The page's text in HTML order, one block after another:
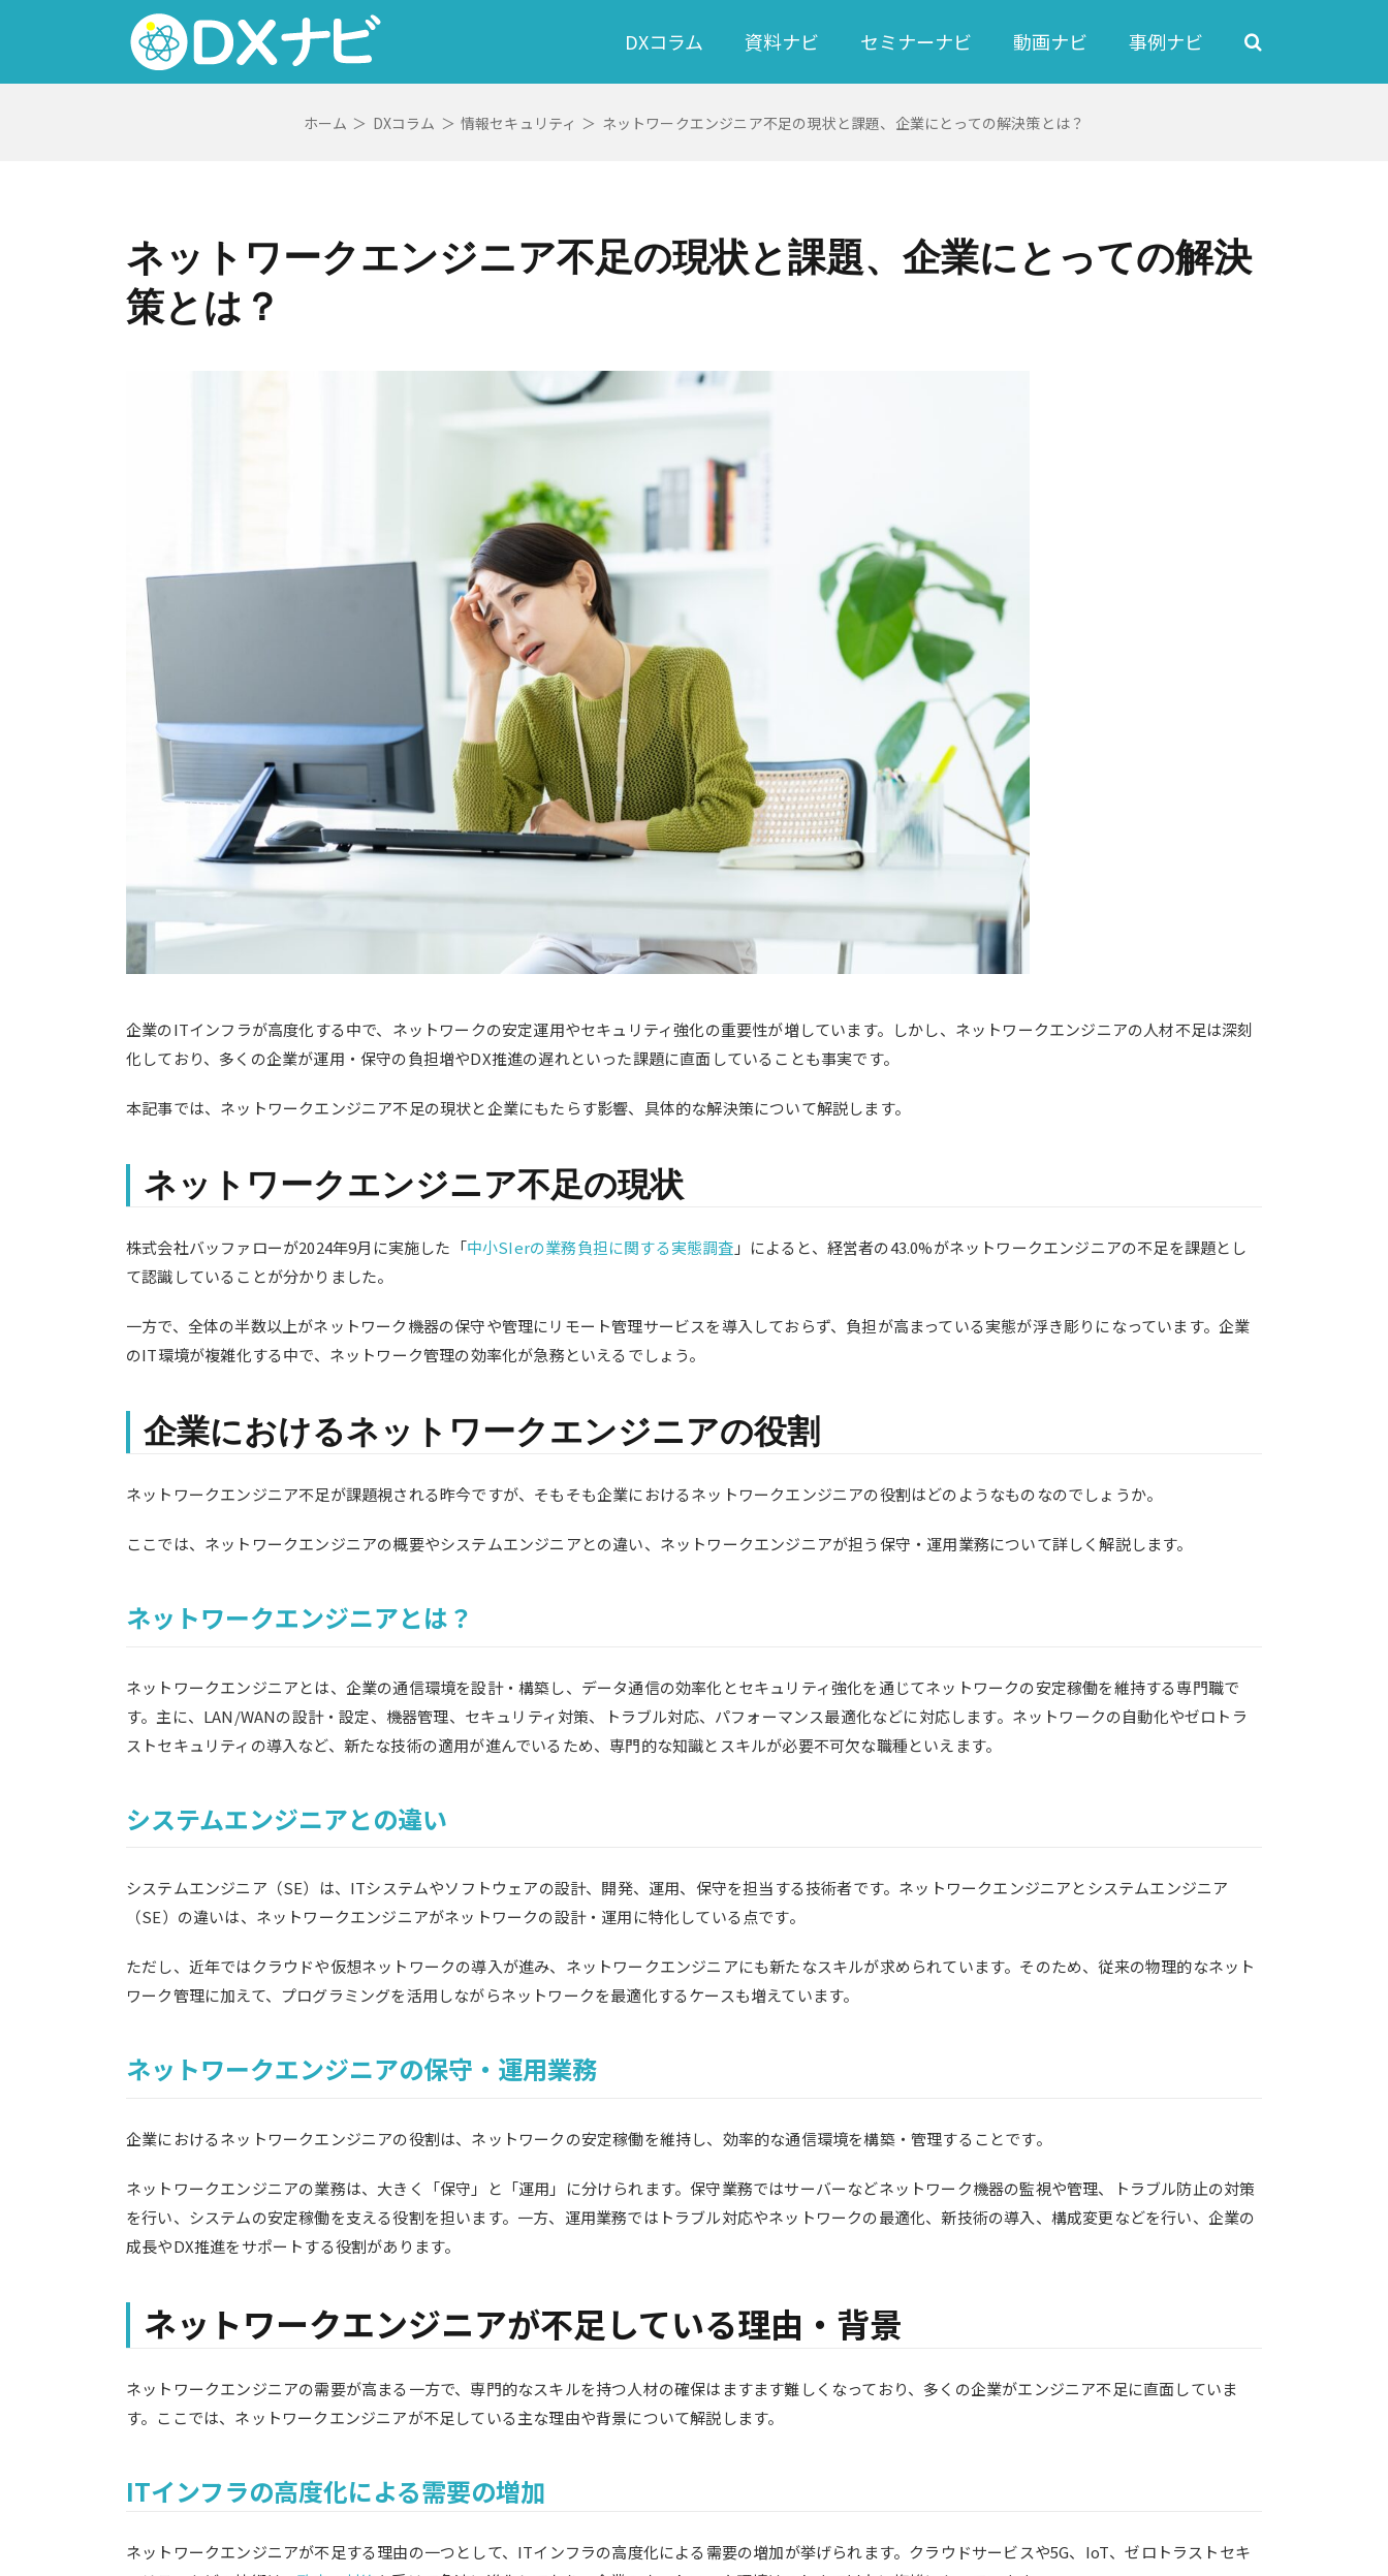
DXコラム 資料ナビ セミナーナビ 動画ナビ 事例ナビ
ホーム ＞ DXコラム ＞ 情報セキュリティ ＞ ネットワークエンジニア不足の現状と課題、企業にとっての解決策とは？
ネットワークエンジニア不足の現状と課題、企業にとっての解決
策とは？
企業のITインフラが高度化する中で、ネットワークの安定運用やセキュリティ強化の重要性が増しています。しかし、ネットワークエンジニアの人材不足は深刻
化しており、多くの企業が運用・保守の負担増やDX推進の遅れといった課題に直面していることも事実です。
本記事では、ネットワークエンジニア不足の現状と企業にもたらす影響、具体的な解決策について解説します。
ネットワークエンジニア不足の現状
株式会社バッファローが2024年9月に実施した「中小SIerの業務負担に関する実態調査 」によると、経営者の43.0%がネットワークエンジニアの不足を課題とし
て認識していることが分かりました。
一方で、全体の半数以上がネットワーク機器の保守や管理にリモート管理サービスを導入しておらず、負担が高まっている実態が浮き彫りになっています。企業
のIT環境が複雑化する中で、ネットワーク管理の効率化が急務といえるでしょう。
企業におけるネットワークエンジニアの役割
ネットワークエンジニア不足が課題視される昨今ですが、そもそも企業におけるネットワークエンジニアの役割はどのようなものなのでしょうか。
ここでは、ネットワークエンジニアの概要やシステムエンジニアとの違い、ネットワークエンジニアが担う保守・運用業務について詳しく解説します。
ネットワークエンジニアとは？
ネットワークエンジニアとは、企業の通信環境を設計・構築し、データ通信の効率化とセキュリティ強化を通じてネットワークの安定稼働を維持する専門職で
す。 主に、LAN/WANの設計・設定、機器管理、セキュリティ対策、トラブル対応、パフォーマンス最適化などに対応します。ネットワークの自動化やゼロトラ
ストセキュリティの導入など、新たな技術の適用が進んでいるため、専門的な知識とスキルが必要不可欠な職種といえます。
システムエンジニアとの違い
システムエンジニア（SE）は、ITシステムやソフトウェアの設計、開発、運用、保守を担当する技術者です。ネットワークエンジニアとシステムエンジニア
（SE）の違いは、ネットワークエンジニアがネットワークの設計・運用に特化している点です。
ただし、近年ではクラウドや仮想ネットワークの導入が進み、ネットワークエンジニアにも新たなスキルが求められています。そのため、従来の物理的なネット
ワーク管理に加えて、プログラミングを活用しながらネットワークを最適化するケースも増えています。
ネットワークエンジニアの保守・運用業務
企業におけるネットワークエンジニアの役割は、ネットワークの安定稼働を維持し、効率的な通信環境を構築・管理することです。
ネットワークエンジニアの業務は、大きく「保守」と「運用」に分けられます。保守業務ではサーバーなどネットワーク機器の監視や管理、トラブル防止の対策
を行い、システムの安定稼働を支える役割を担います。一方、運用業務ではトラブル対応やネットワークの最適化、新技術の導入、構成変更などを行い、企業の
成長やDX推進をサポートする役割があります。
ネットワークエンジニアが不足している理由・背景
ネットワークエンジニアの需要が高まる一方で、専門的なスキルを持つ人材の確保はますます難しくなっており、多くの企業がエンジニア不足に直面していま
す。ここでは、ネットワークエンジニアが不足している主な理由や背景について解説します。
ITインフラの高度化による需要の増加
ネットワークエンジニアが不足する理由の一つとして、ITインフラの高度化による需要の増加が挙げられます。クラウドサービスや5G、IoT、ゼロトラストセキ